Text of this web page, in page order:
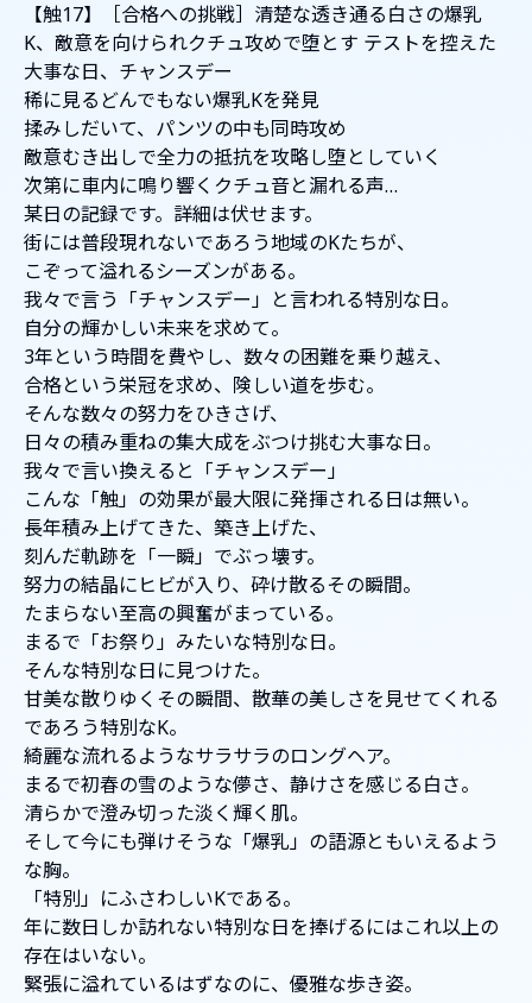
【触17】［合格への挑戦］清楚な透き通る白さの爆乳
K、敵意を向けられクチュ攻めで堕とす テストを控えた
大事な日、チャンスデー
稀に見るどんでもない爆乳Kを発見
揉みしだいて、パンツの中も同時攻め
敵意むき出しで全力の抵抗を攻略し堕としていく
次第に車内に鳴り響くクチュ音と漏れる声…
某日の記録です。詳細は伏せます。
街には普段現れないであろう地域のKたちが、
こぞって溢れるシーズンがある。
我々で言う「チャンスデー」と言われる特別な日。
自分の輝かしい未来を求めて。
3年という時間を費やし、数々の困難を乗り越え、
合格という栄冠を求め、険しい道を歩む。
そんな数々の努力をひきさげ、
日々の積み重ねの集大成をぶつけ挑む大事な日。
我々で言い換えると「チャンスデー」
こんな「触」の効果が最大限に発揮される日は無い。
長年積み上げてきた、築き上げた、
刻んだ軌跡を「一瞬」でぶっ壊す。
努力の結晶にヒビが入り、砕け散るその瞬間。
たまらない至高の興奮がまっている。
まるで「お祭り」みたいな特別な日。
そんな特別な日に見つけた。
甘美な散りゆくその瞬間、散華の美しさを見せてくれる
であろう特別なK。
綺麗な流れるようなサラサラのロングヘア。
まるで初春の雪のような儚さ、静けさを感じる白さ。
清らかで澄み切った淡く輝く肌。
そして今にも弾けそうな「爆乳」の語源ともいえるよう
な胸。
「特別」にふさわしいKである。
年に数日しか訪れない特別な日を捧げるにはこれ以上の
存在はいない。
緊張に溢れているはずなのに、優雅な歩き姿。